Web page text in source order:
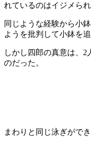
れているのはイジメら
同じような経験から小
ようを批判して小鉢を追
しかし四郎の真意は、
のだった。
まわりと同じ泳ぎがで